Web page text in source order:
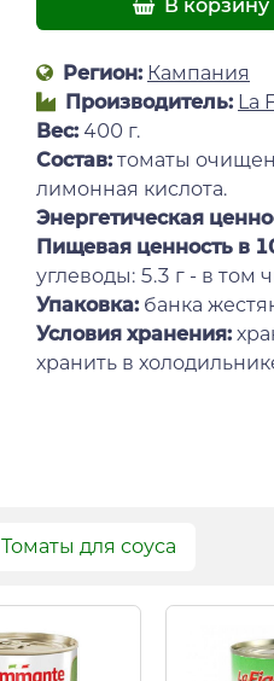
В корзину
Регион: Кампания
Производитель: La
Вес: 400 г.
Состав: томаты
лимонная кислота.
Энергетическая
Пищевая ценность в
углеводы: 5.3 г - в том
Упаковка: банка
Условия хранения:
хранить в
Томаты для соуса